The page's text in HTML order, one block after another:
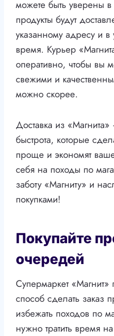
можете быть уверены
продукты будут
указанному адресу и
время. Курьер
оперативно, чтобы вы
свежими и
можно скорее.
Доставка из
быстрота, которые
проще и экономят
себя на походы по
заботу «Магниту» и
покупками!
Покупайте
очередей
Супермаркет «Магнит»
способ сделать заказ
избежать походов по
нужно тратить время